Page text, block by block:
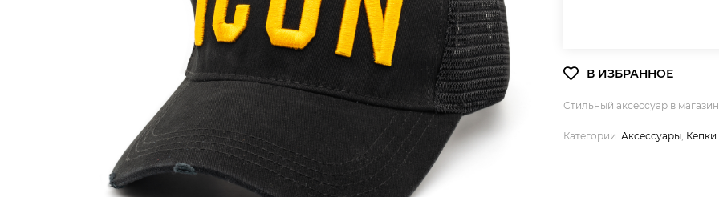
Стильный аксессуар в
Категории: Аксессуары